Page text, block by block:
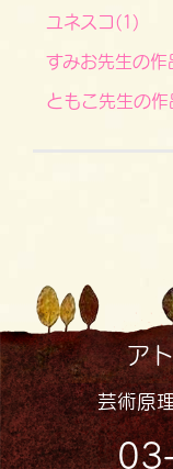
ユネスコ(1)
すみお先生の
ともこ先生の
ア
芸術原